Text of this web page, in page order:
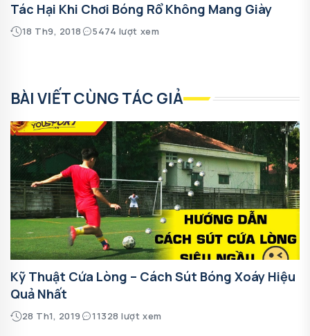
Tác Hại Khi Chơi Bóng Rổ Không Mang Giày
18 Th9, 2018 5474 lượt xem
BÀI VIẾT CÙNG TÁC GIẢ
Kỹ Thuật Cứa Lòng – Cách Sút Bóng Xoáy Hiệu
Quả Nhất
28 Th1, 2019 11328 lượt xem